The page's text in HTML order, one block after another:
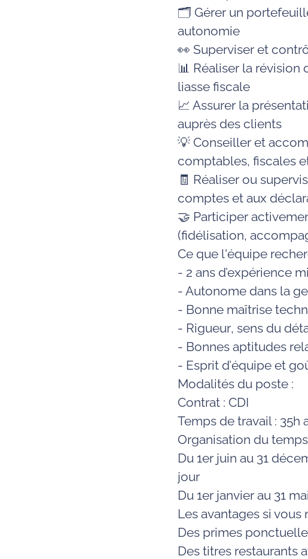
🗂️ Gérer un
autonomie
👀 Superviser et
📊 Réaliser la révision
liasse fiscale
📈 Assurer la
auprès des clients
💡 Conseiller et
comptables, fiscales
🧾 Réaliser ou
comptes et aux
🤝 Participer
(fidélisation,
Ce que l'équipe
- 2 ans d’expérience
- Autonome dans la
- Bonne maîtrise
- Rigueur, sens du
- Bonnes aptitudes
- Esprit d’équipe et
Modalités du poste :
Contrat : CDI
Temps de travail : 35h
Organisation du
Du 1er juin au 31
jour
Du 1er janvier au 31 mai
Les avantages si vous
Des primes
Des titres restaurants